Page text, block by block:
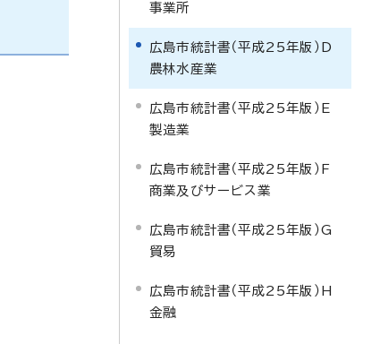
事業所
広島市統計書（平成25年版）D
農林水産業
広島市統計書（平成25年版）E
製造業
広島市統計書（平成25年版）F
商業及びサービス業
広島市統計書（平成25年版）G
貿易
広島市統計書（平成25年版）H
金融